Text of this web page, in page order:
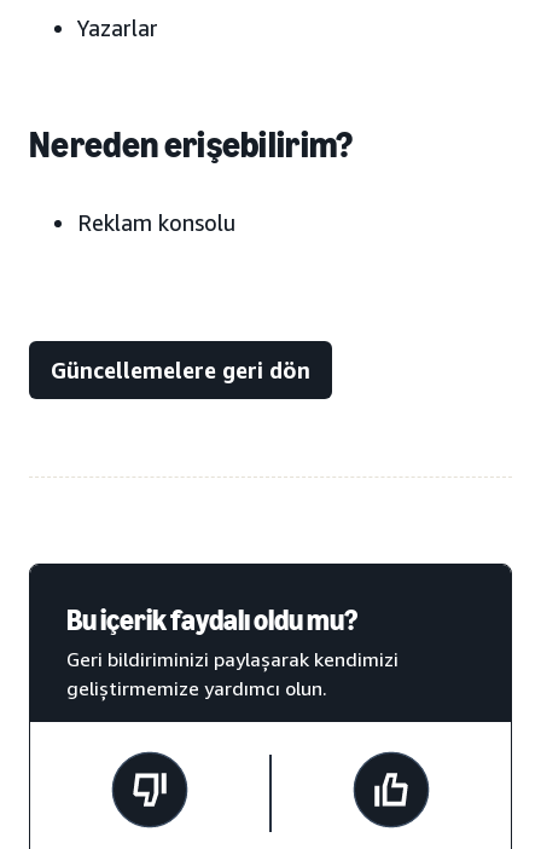
Yazarlar
Nereden erişebilirim?
Reklam konsolu
Güncellemelere geri dön
Bu içerik faydalı oldu mu?
Geri bildiriminizi paylaşarak kendimizi
geliştirmemize yardımcı olun.